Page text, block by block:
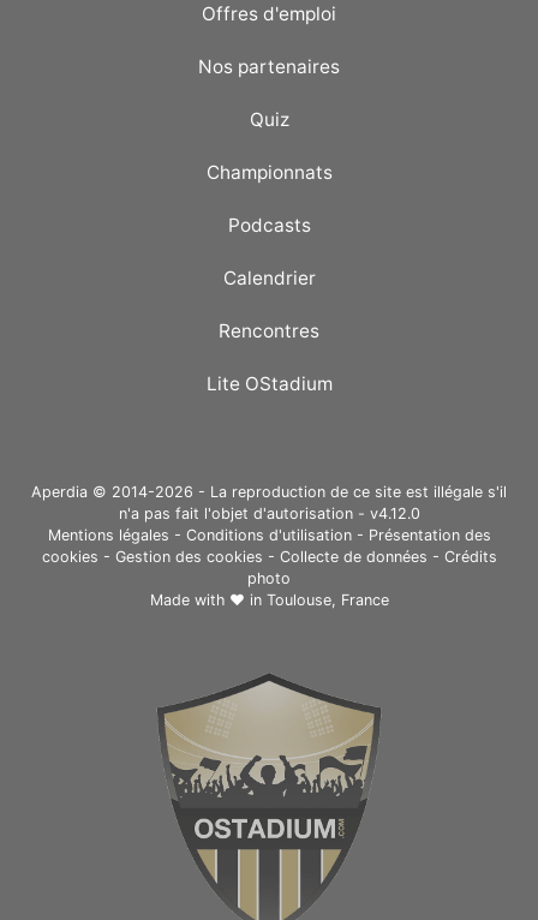
Offres d'emploi
Nos partenaires
Quiz
Championnats
Podcasts
Calendrier
Rencontres
Lite OStadium
Aperdia © 2014-2026 - La reproduction de ce site est illégale s'il
n'a pas fait l'objet d'autorisation - v4.12.0
Mentions légales - Conditions d'utilisation- Présentation des
cookies - Gestion des cookies - Collecte de données - Crédits
photo
Made with ❤ in Toulouse, France